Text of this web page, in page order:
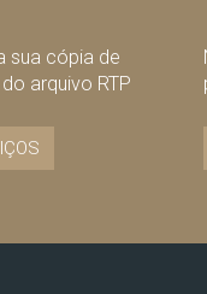
sua cópia de
arquivo RTP